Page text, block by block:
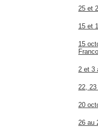
25 et
15 et
15
2 et 3
22, 23
20
26 au